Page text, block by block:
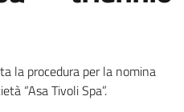
la procedura per la nomina
“Asa Tivoli Spa”.